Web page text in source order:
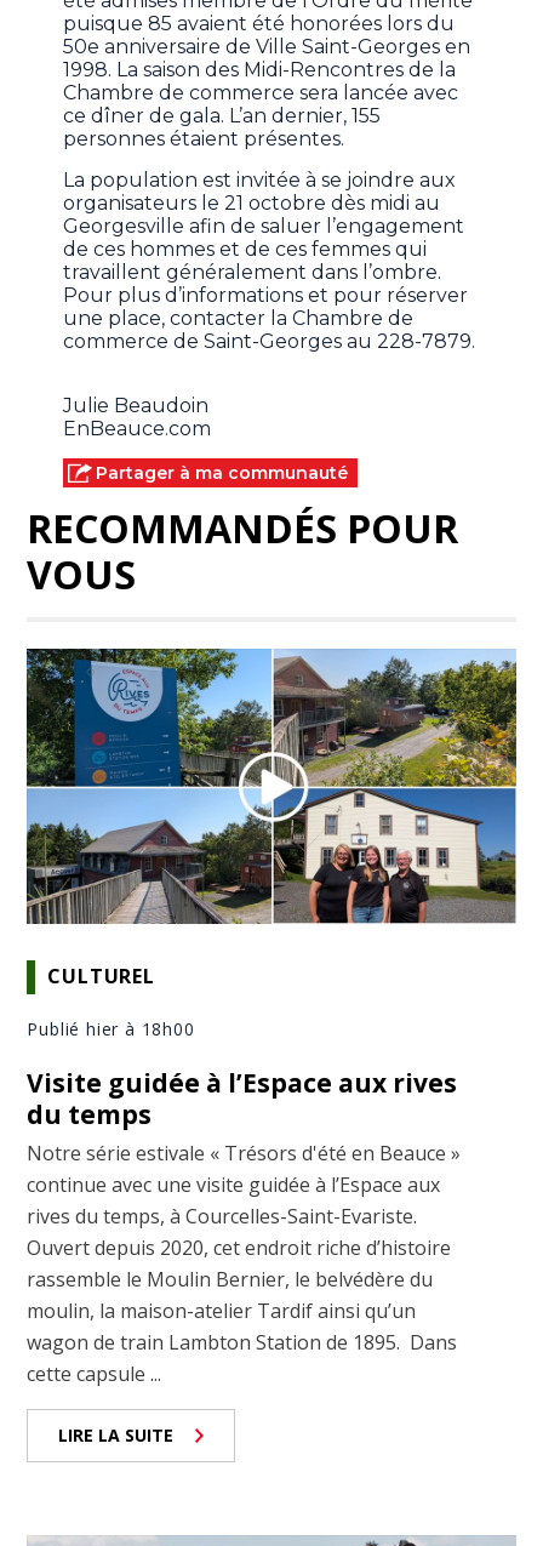
puisque 85 avaient été honorées lors du
50e anniversaire de Ville Saint-Georges en
1998. La saison des Midi-Rencontres de la
Chambre de commerce sera lancée avec
ce dîner de gala. L’an dernier, 155
personnes étaient présentes.
La population est invitée à se joindre aux
organisateurs le 21 octobre dès midi au
Georgesville afin de saluer l’engagement
de ces hommes et de ces femmes qui
travaillent généralement dans l’ombre.
Pour plus d’informations et pour réserver
une place, contacter la Chambre de
commerce de Saint-Georges au 228-7879.
Julie Beaudoin
EnBeauce.com
Partager à ma communauté
RECOMMANDÉS POUR
VOUS
CULTUREL
Publié hier à 18h00
Visite guidée à l’Espace aux rives
du temps
Notre série estivale « Trésors d'été en Beauce »
continue avec une visite guidée à l’Espace aux
rives du temps, à Courcelles-Saint-Evariste.
Ouvert depuis 2020, cet endroit riche d’histoire
rassemble le Moulin Bernier, le belvédère du
moulin, la maison-atelier Tardif ainsi qu’un
wagon de train Lambton Station de 1895. Dans
cette capsule ...
LIRE LA SUITE